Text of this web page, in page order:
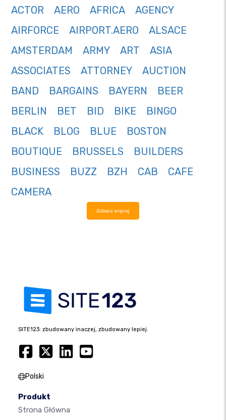
ACTOR
AERO AFRICA
AGENCY
AIRFORCE
AIRPORT.AERO
ALSACE
AMSTERDAM
ARMY ART
ASIA
ASSOCIATES
ATTORNEY
AUCTION
BAND
BARGAINS BAYERN
BEER
BERLIN
BET BID BIKE
BINGO
BLACK
BLOG BLUE
BOSTON
BOUTIQUE
BRUSSELS
BUILDERS
BUSINESS
BUZZ BZH CAB
CAFE
CAMERA
Zobacz więcej
SITE123: zbudowany inaczej, zbudowany lepiej.
Polski
Produkt
Strona Główna